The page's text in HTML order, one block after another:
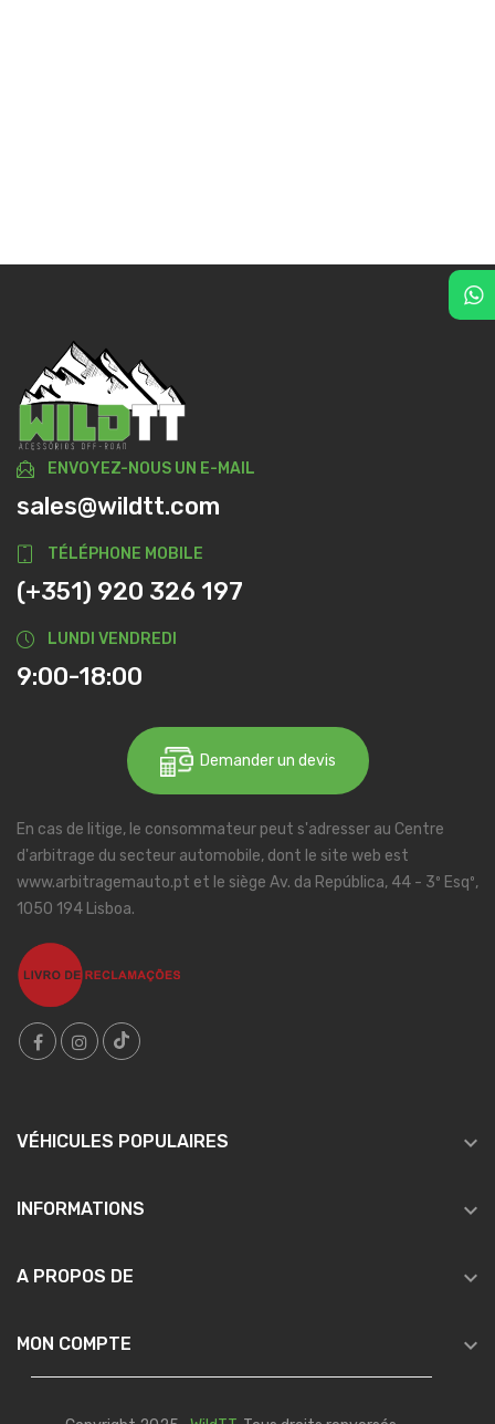
ENVOYEZ-NOUS UN E-MAIL
sales@wildtt.com
TÉLÉPHONE MOBILE
(+351) 920 326 197
LUNDI VENDREDI
9:00-18:00
Demander un devis
En cas de litige, le consommateur peut s'adresser au Centre
d'arbitrage du secteur automobile, dont le site web est
www.arbitragemauto.pt et le siège Av. da República, 44 - 3º Esqº,
1050 194 Lisboa.
VÉHICULES POPULAIRES 
INFORMATIONS 
A PROPOS DE 
MON COMPTE 